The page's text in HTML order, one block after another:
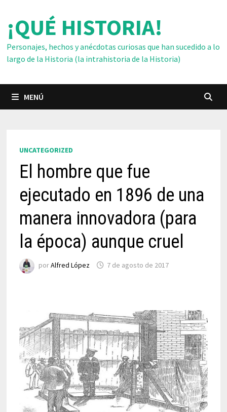
contenido
¡QUÉ HISTORIA!
Personajes, hechos y anécdotas curiosas que han sucedido a lo
largo de la Historia (la intrahistoria de la Historia)
MENÚ
UNCATEGORIZED
El hombre que fue
ejecutado en 1896 de una
manera innovadora (para
la época) aunque cruel
porAlfred López 7 de agosto de 2017